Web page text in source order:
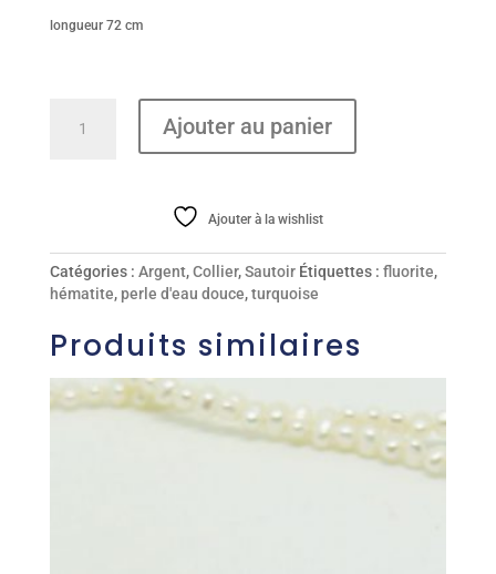
longueur 72 cm
Ajouter au panier
Ajouter à la wishlist
Catégories : Argent,Collier,Sautoir Étiquettes : fluorite,
hématite, perle d'eau douce,turquoise
Produits similaires